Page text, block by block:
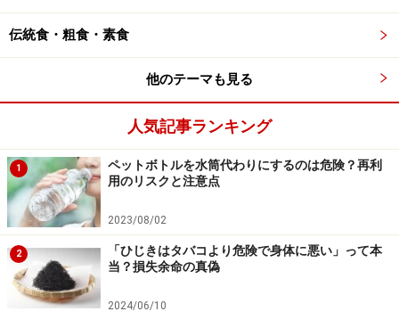
山田 悠史（やまだ・ゆうじ）
マウントサイナイ医科大学（米ニューヨーク）老年医
学・緩和医療科医師。米国老年医学・内科専門医、医学
博士。慶應義塾大学医学部を卒業後、日本全国各地の病
院の総合診療科で勤務した後、2015年に渡米。現在は高
齢者医療を専門に診療や研究に従事している。国内では
WEBマガジン『ミモレ』、ニュースメディア
『NewsPicks』などで医療・健康情報を発信する他、AI
伝統食・粗食・素食
他のテーマも見る
人気記事ランキング
1
ペットボトルを水筒代わりにするのは危険？再利
用のリスクと注意点
2023/08/02
2
「ひじきはタバコより危険で身体に悪い」って本
当？損失余命の真偽
2024/06/10